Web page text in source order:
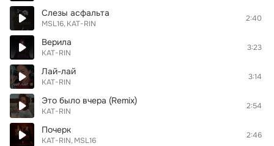
Слезы асфальта
MSL16 KAT-RIN
2:40
Верила
KAT-RIN
3:23
Лай-лай
KAT-RIN
3:14
Это было вчера (Remix)
KAT-RIN
2:54
Почерк
KAT-RIN MSL16
2:46